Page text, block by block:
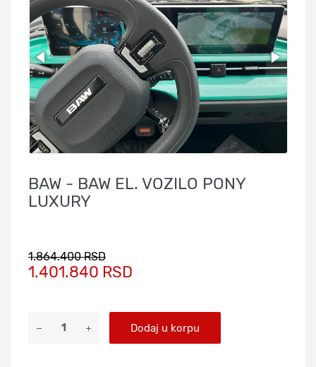
BAW - BAW EL. VOZILO PONY
LUXURY
1.864.400 RSD
1.401.840 RSD
Dodaj u korpu